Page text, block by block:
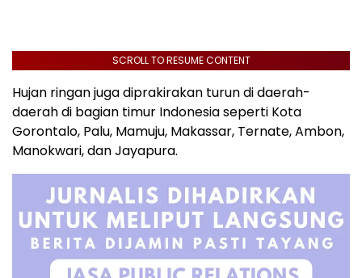
SCROLL TO RESUME CONTENT
Hujan ringan juga diprakirakan turun di daerah-
daerah di bagian timur Indonesia seperti Kota
Gorontalo, Palu, Mamuju, Makassar, Ternate, Ambon,
Manokwari, dan Jayapura.